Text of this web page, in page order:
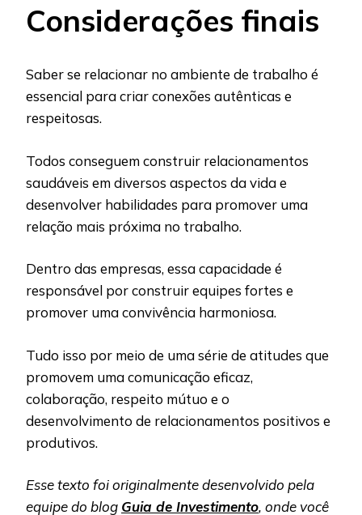
Considerações finais
Saber se relacionar no ambiente de trabalho é
essencial para criar conexões autênticas e
respeitosas.
Todos conseguem construir relacionamentos
saudáveis em diversos aspectos da vida e
desenvolver habilidades para promover uma
relação mais próxima no trabalho.
Dentro das empresas, essa capacidade é
responsável por construir equipes fortes e
promover uma convivência harmoniosa.
Tudo isso por meio de uma série de atitudes que
promovem uma comunicação eficaz,
colaboração, respeito mútuo e o
desenvolvimento de relacionamentos positivos e
produtivos.
Esse texto foi originalmente desenvolvido pela
equipe do blog Guia de Investimento, onde você